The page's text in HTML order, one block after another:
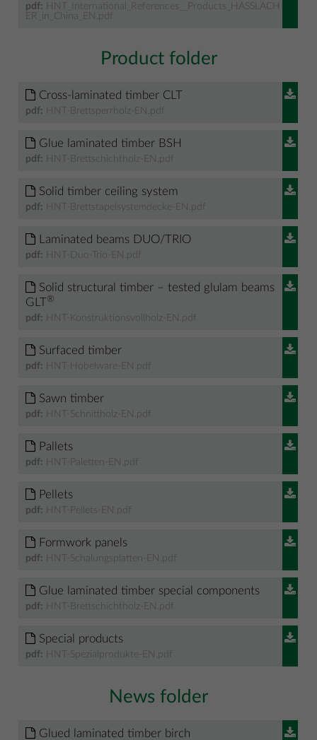
pdf: HNT_International_References__Products_HASSLACH
ER_in_China_EN.pdf
Product folder
Cross-laminated timber CLT
pdf: HNT-Brettsperrholz-EN.pdf
Glue laminated timber BSH
pdf: HNT-Brettschichtholz-EN.pdf
Solid timber ceiling system
pdf: HNT-Brettstapelsystemdecke-EN.pdf
Laminated beams DUO/TRIO
pdf: HNT-Duo-Trio-EN.pdf
Solid structural timber – tested glulam beams
GLT®
pdf: HNT-Konstruktionsvollholz-EN.pdf
Surfaced timber
pdf: HNT-Hobelware-EN.pdf
Sawn timber
pdf: HNT-Schnittholz-EN.pdf
Pallets
pdf: HNT-Paletten-EN.pdf
Pellets
pdf: HNT-Pellets-EN.pdf
Formwork panels
pdf: HNT-Schalungsplatten-EN.pdf
Glue laminated timber special components
pdf: HNT-Brettschichtholz-EN.pdf
Special products
pdf: HNT-Spezialprodukte-EN.pdf
News folder
Glued laminated timber birch